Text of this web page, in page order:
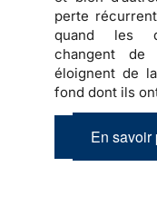
perte
quand les
changent
éloignent de
fond dont ils
En savoir